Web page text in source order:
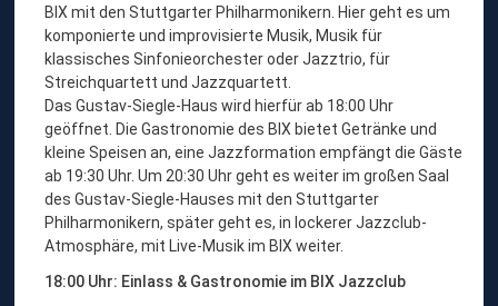
BIX mit den Stuttgarter Philharmonikern. Hier geht es um
komponierte und improvisierte Musik, Musik für
klassisches Sinfonieorchester oder Jazztrio, für
Streichquartett und Jazzquartett.
Das Gustav-Siegle-Haus wird hierfür ab 18:00 Uhr
geöffnet. Die Gastronomie des BIX bietet Getränke und
kleine Speisen an, eine Jazzformation empfängt die Gäste
ab 19:30 Uhr. Um 20:30 Uhr geht es weiter im großen Saal
des Gustav-Siegle-Hauses mit den Stuttgarter
Philharmonikern, später geht es, in lockerer Jazzclub-
Atmosphäre, mit Live-Musik im BIX weiter.
18:00 Uhr: Einlass & Gastronomie im BIX Jazzclub